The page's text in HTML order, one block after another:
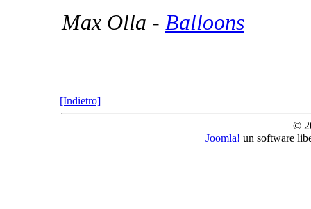
Max Olla - Balloons
[Indietro]
©
Joomla! un software